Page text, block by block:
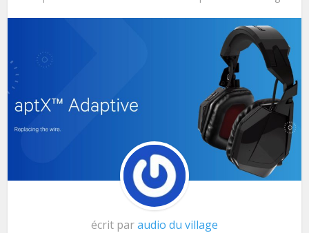
écrit paraudio du village